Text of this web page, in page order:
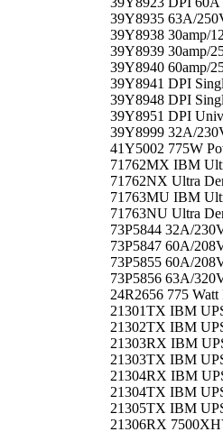
39Y8935 63A/
39Y8938 30amp/
39Y8939 30amp/
39Y8940 60amp/
39Y8941 DPI
39Y8948 DPI
39Y8951 DPI
39Y8999 32A/
41Y5002 775W
71762MX IBM
71762NX Ultra
71763MU IBM
71763NU Ultra
73P5844 32A/
73P5847 60A/
73P5855 60A/
73P5856 63A/
24R2656 775
21301TX IBM
21302TX IBM
21303RX IBM
21303TX IBM
21304RX IBM
21304TX IBM
21305TX IBM
21306RX